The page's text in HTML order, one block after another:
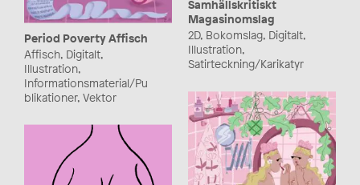
Samhällskritiskt
Magasinomslag
2D, Bokomslag, Digitalt,
Illustration,
Satirteckning/Karikatyr
Period Poverty Affisch
Affisch, Digitalt,
Illustration,
Informationsmaterial/Pu
blikationer, Vektor